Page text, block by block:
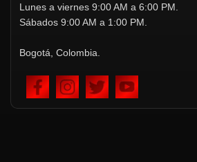
Lunes a viernes 9:00 AM a 6:00 PM.
Sábados 9:00 AM a 1:00 PM.
Bogotá, Colombia.